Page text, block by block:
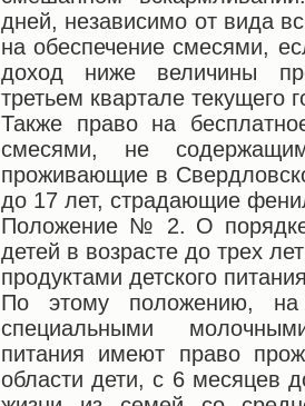
дней, независимо от вида
на обеспечение смесями,
доход ниже величины
третьем квартале текущего
Также право на
смесями, не
проживающие в
до 17 лет, страдающие
Положение № 2. О порядке
детей в возрасте до трех
продуктами детского
По этому положению, на
специальными
питания имеют право
области дети, с 6 месяцев